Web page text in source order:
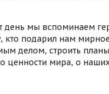
день мы вспоминаем
кто подарил нам
делом, строить
ценности мира, о